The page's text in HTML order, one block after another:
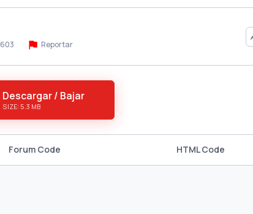
603 Reportar
Descargar / Bajar
SIZE: 5.3 MB
Forum Code HTML Code